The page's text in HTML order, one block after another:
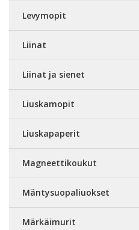
Levymopit
Liinat
Liinat ja sienet
Liuskamopit
Liuskapaperit
Magneettikoukut
Mäntysuopaliuokset
Märkäimurit